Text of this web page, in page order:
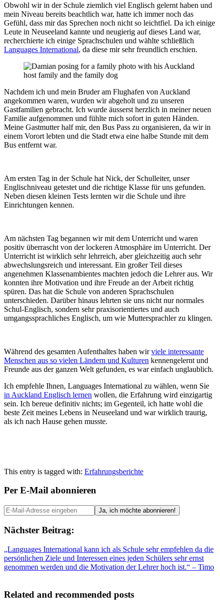
Obwohl wir in der Schule ziemlich viel Englisch gelernt haben und
mein Niveau bereits beachtlich war, hatte ich immer noch das
Gefühl, dass mir das Sprechen noch nicht so leichtfiel. Da ich einige
Leute in Neuseeland kannte und neugierig auf dieses Land war,
recherchierte ich einige Sprachschulen und wählte schließlich
Languages International, da diese mir sehr freundlich erschien.
Nachdem ich und mein Bruder am Flughafen von Auckland
angekommen waren, wurden wir abgeholt und zu unseren
Gastfamilien gebracht. Ich wurde äusserst herzlich in meiner neuen
Familie aufgenommen und fühlte mich sofort in guten Händen.
Meine Gastmutter half mir, den Bus Pass zu organisieren, da wir in
einem Vorort lebten und die Stadt etwa eine halbe Stunde mit dem
Bus entfernt war.
Am ersten Tag in der Schule hat Nick, der Schulleiter, unser
Englischniveau getestet und die richtige Klasse für uns gefunden.
Neben diesen kleinen Tests lernten wir die Schule und ihre
Einrichtungen kennen.
Am nächsten Tag begannen wir mit dem Unterricht und waren
positiv überrascht von der lockeren Atmosphäre im Unterricht. Der
Unterricht ist wirklich sehr lehrreich, aber gleichzeitig auch sehr
abwechslungsreich und interessant. Ein großer Teil dieses
angenehmen Klassenambientes machten jedoch die Lehrer aus. Wir
konnten ihre Motivation und ihre Freude an der Arbeit richtig
spüren. Das hat die Schule von anderen Sprachschulen
unterschieden. Darüber hinaus lehrten sie uns nicht nur normales
Schul-Englisch, sondern sehr praxisorientiertes und auch
umgangssprachliches Englisch, um wie Muttersprachler zu klingen.
Während des gesamten Aufenthaltes haben wirviele interessante
Menschen aus so vielen Ländern und Kulturen kennengelernt und
Freunde aus der ganzen Welt gefunden, es war einfach unglaublich.
Ich empfehle Ihnen, Languages International zu wählen, wenn Sie
in Auckland Englisch lernen wollen, die Erfahrung wird einzigartig
sein. Ich bereue definitiv nichts; im Gegenteil, ich hatte wohl die
beste Zeit meines Lebens in Neuseeland und war wirklich traurig,
als ich nach Hause gehen musste.
This entry is tagged with: Erfahrungsberichte
Per E-Mail abonnieren
Nächster Beitrag:
„Languages International kann ich als Schule sehr empfehlen da die
persönlichen Ziele und Interessen eines jeden Schülers sehr ernst
genommen werden und die Motivation der Lehrer hoch ist.“ – Timo
Related and recommended posts